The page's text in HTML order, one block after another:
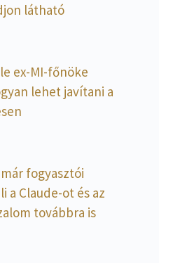
látható
ex-MI-főnöke
lehet javítani a
fogyasztói
a Claude-ot és az
továbbra is